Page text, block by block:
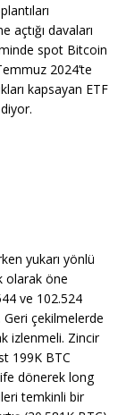
açtığı davaları
spot Bitcoin
2024’te
kapsayan ETF
yukarı yönlü
olarak öne
ve 102.524
çekilmelerde
izlenmeli. Zincir
199K BTC
dönerek long
temkinli bir